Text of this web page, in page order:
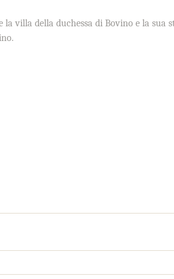
la villa della duchessa di Bovino e la sua